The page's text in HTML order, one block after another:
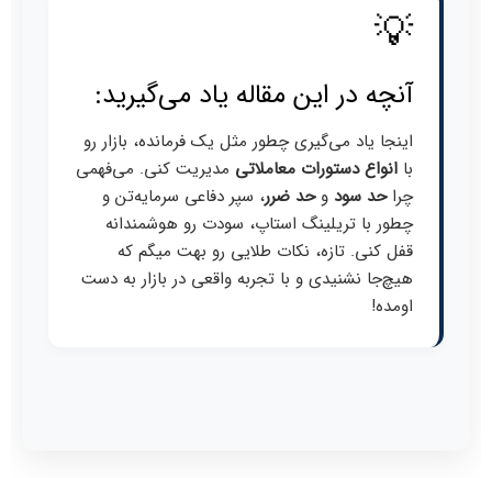
💡
آنچه در این مقاله یاد می‌گیرید:
اینجا یاد می‌گیری چطور مثل یک فرمانده، بازار رو
با انواع دستورات معاملاتی مدیریت کنی. می‌فهمی
چراحد سود وحد ضرر، سپر دفاعی سرمایه‌تن و
چطور با تریلینگ استاپ، سودت رو هوشمندانه
قفل کنی. تازه، نکات طلایی رو بهت میگم که
هیچ‌جا نشنیدی و با تجربه واقعی در بازار به دست
اومده!